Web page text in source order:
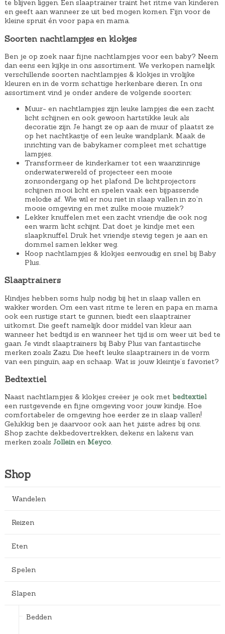
te blijven liggen. Een slaaptrainer traint het ritme van kinderen
en geeft aan wanneer ze uit bed mogen komen. Fijn voor de
kleine spruit én voor papa en mama.
Soorten nachtlampjes en klokjes
Ben je op zoek naar fijne nachtlampjes voor een baby? Neem
dan eens een kijkje in ons assortiment. We verkopen namelijk
verschillende soorten nachtlampjes & klokjes in vrolijke
kleuren en in de vorm schattige herkenbare dieren. In ons
assortiment vind je onder andere de volgende soorten:
Muur- en nachtlampjes zijn leuke lampjes die een zacht
licht schijnen en ook gewoon hartstikke leuk als
decoratie zijn. Je hangt ze op aan de muur of plaatst ze
op het nachtkastje of een leuke wandplank. Maak de
inrichting van de babykamer compleet met schattige
lampjes.
Transformeer de kinderkamer tot een waanzinnige
onderwaterwereld of projecteer een mooie
zonsondergang op het plafond. De lichtprojectors
schijnen mooi licht en spelen vaak een bijpassende
melodie af. Wie wil er nou niet in slaap vallen in zo’n
mooie omgeving en met zulke mooie muziek?
Lekker knuffelen met een zacht vriendje die ook nog
een warm licht schijnt. Dat doet je kindje met een
slaapknuffel. Druk het vriendje stevig tegen je aan en
dommel samen lekker weg.
Koop nachtlampjes & klokjes eenvoudig en snel bij Baby
Plus.
Slaaptrainers
Kindjes hebben soms hulp nodig bij het in slaap vallen en
wakker worden. Om een vast ritme te leren en papa en mama
ook een rustige start te gunnen, biedt een slaaptrainer
uitkomst. Die geeft namelijk door middel van kleur aan
wanneer het bedtijd is en wanneer het tijd is om weer uit bed te
gaan. Je vindt slaaptrainers bij Baby Plus van fantastische
merken zoals Zazu. Die heeft leuke slaaptrainers in de vorm
van een pinguïn, aap en schaap. Wat is jouw kleintje’s favoriet?
Bedtextiel
Naast nachtlampjes & klokjes creëer je ook met bedtextiel
een rustgevende en fijne omgeving voor jouw kindje. Hoe
comfortabeler de omgeving hoe eerder ze in slaap vallen!
Gelukkig ben je daarvoor ook aan het juiste adres bij ons.
Shop zachte dekbedovertrekken, dekens en lakens van
merken zoals Jolleinen Meyco.
Shop
Wandelen
Reizen
Eten
Spelen
Slapen
Bedden